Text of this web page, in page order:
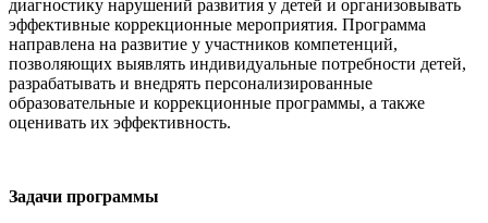
диагностику нарушений развития у детей и организовывать
эффективные коррекционные мероприятия. Программа
направлена на развитие у участников компетенций,
позволяющих выявлять индивидуальные потребности детей,
разрабатывать и внедрять персонализированные
образовательные и коррекционные программы, а также
оценивать их эффективность.
Задачи программы